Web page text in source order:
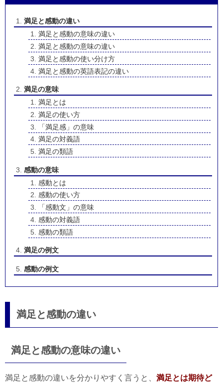
満足と感動の違い
満足と感動の意味の違い
満足と感動の意味の違い
満足と感動の使い分け方
満足と感動の英語表記の違い
満足の意味
満足とは
満足の使い方
「満足感」の意味
満足の対義語
満足の類語
感動の意味
感動とは
感動の使い方
「感動文」の意味
感動の対義語
感動の類語
満足の例文
感動の例文
満足と感動の違い
満足と感動の意味の違い
満足と感動の違いを分かりやすく言うと、 満足とは期待ど